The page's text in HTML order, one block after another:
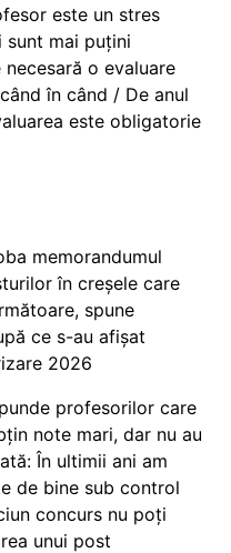
este un stres
sunt mai puțini
o evaluare
în când / De anul
este obligatorie
memorandumul
în creșele care
spune
ce s-au afișat
2026
profesorilor care
note mari, dar nu au
În ultimii ani am
de bine sub control
concurs nu poți
unui post